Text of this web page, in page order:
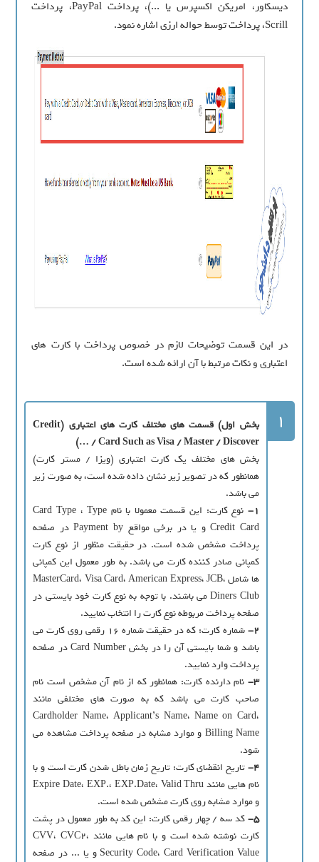
دیسکاور، امریکن اکسپرس یا ...)، پرداخت PayPal، پرداخت
Scrill، پرداخت توسط حواله ارزی اشاره نمود.
در این قسمت توضیحات لازم در خصوص پرداخت با کارت های
اعتباری و نکات مرتبط با آن ارائه شده است.
1
بخش اول) قسمت های مختلف کارت های اعتباری (Credit
Card Such as Visa / Master / Discover / …)
بخش های مختلف یک کارت اعتباری (ویزا / مستر کارت)
همانطور که در تصویر زیر نشان داده شده است، به صورت زیر
می باشد.
1-
نوع کارت: این قسمت معمولا با نام Card Type ، Type
Credit Card و یا در برخی مواقع Payment by در صفحه
پرداخت مشخص شده است. در حقیقت منظور از نوع کارت
کمپانی صادر کننده کارت می باشد. به طور معمول این کمپانی
ها شامل MasterCard، Visa Card، American Express، JCB،
Diners Club می باشند. با توجه به نوع کارت خود بایستی در
صفحه پرداخت مربوطه نوع کارت را انتخاب نمایید.
2-
شماره کارت: که در حقیقت شماره 16 رقمی روی کارت می
باشد و شما بایستی آن را در بخش Card Number در صفحه
پرداخت وارد نمایید.
3-
نام دارنده کارت: همانطور که از نام آن مشخص است نام
صاحب کارت می باشد که به صورت های مختلفی مانند
Cardholder Name، Applicant’s Name، Name on Card،
Billing Name و موارد مشابه در صفحه پرداخت مشاهده می
شود.
4- تاریخ انقضای کارت: تاریخ زمان باطل شدن کارت است و با
نام هایی مانند Expire Date، EXP.، EXP.Date، Valid Thru
و موارد مشابه روی کارت مشخص شده است.
5- کد سه / چهار رقمی کارت: این کد به طور معمول در پشت
کارت نوشته شده است و با نام هایی مانند CVV، CVC2،
Security Code، Card Verification Value و یا ... در صفحه